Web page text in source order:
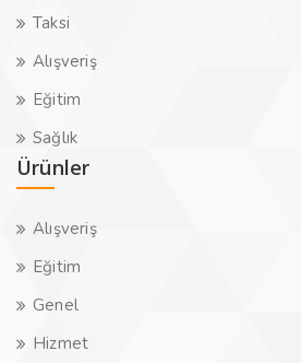
Taksi
Alışveriş
Eğitim
Sağlık
Ürünler
Alışveriş
Eğitim
Genel
Hizmet